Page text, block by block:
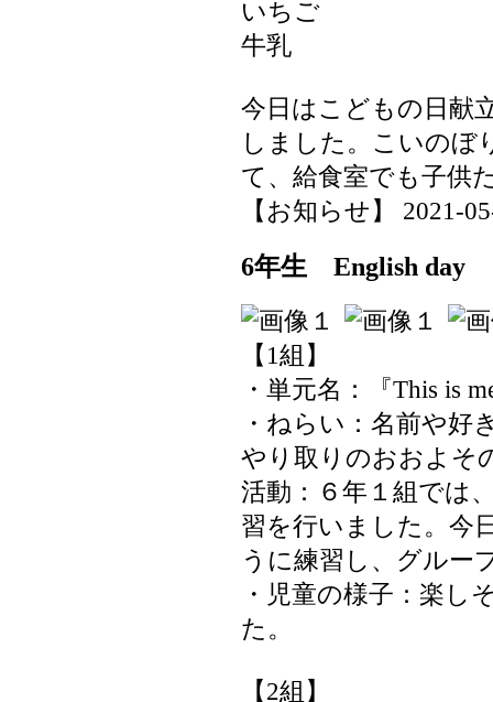
いちご
牛乳
今日はこどもの日献
しました。こいのぼ
て、給食室でも子供
【お知らせ】 2021-
6年生 English day
【1組】
・単元名：『This is
・ねらい：名前や好
やり取りのおおよそ
活動：６年１組では
習を行いました。今
うに練習し、グルー
・児童の様子：楽し
た。
【2組】